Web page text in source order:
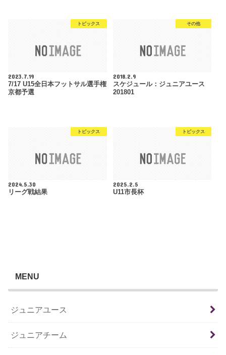
トピックス
2023.7.19
7/17 U15全日本フットサル選手権
京都予選
その他
2018.2.9
スケジュール：ジュニアユース
201801
トピックス
2024.5.30
リーグ戦結果
トピックス
2025.2.5
U11市長杯
MENU
ジュニアユース
ジュニアチーム